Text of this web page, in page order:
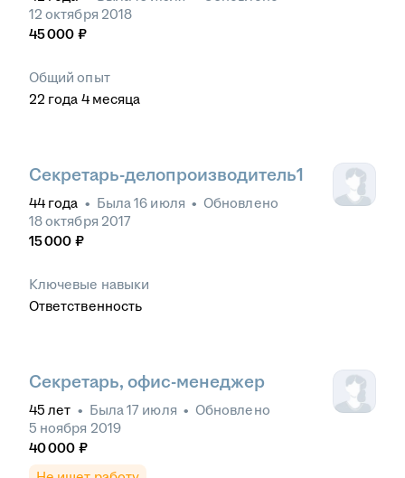
12 октября 2018
45 000 ₽
Общий опыт
22 года 4 месяца
Секретарь-делопроизводитель1
44 года • Была16 июля • Обновлено
18 октября 2017
15 000 ₽
Ключевые навыки
Ответственность
Секретарь, офис-менеджер
45 лет • Была17 июля • Обновлено
5 ноября 2019
40 000 ₽